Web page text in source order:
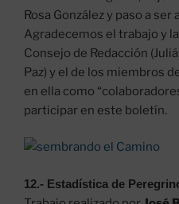
Rosa González y paso a
Agradecemos el trabajo y
Consejo de Redacción
Paz) y el de los miembros
en ella como
participar en este boletín.
12.- Estadística de